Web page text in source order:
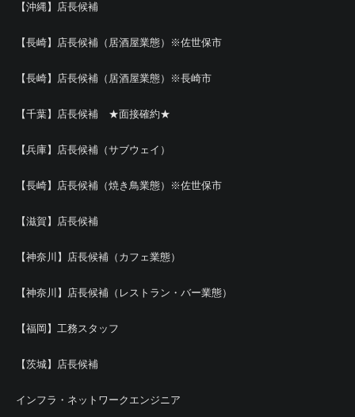
【沖縄】店長候補
【長崎】店長候補（居酒屋業態）※佐世保市
【長崎】店長候補（居酒屋業態）※長崎市
【千葉】店長候補 ★面接確約★
【兵庫】店長候補（サブウェイ）
【長崎】店長候補（焼き鳥業態）※佐世保市
【滋賀】店長候補
【神奈川】店長候補（カフェ業態）
【神奈川】店長候補（レストラン・バー業態）
【福岡】工務スタッフ
【茨城】店長候補
インフラ・ネットワークエンジニア